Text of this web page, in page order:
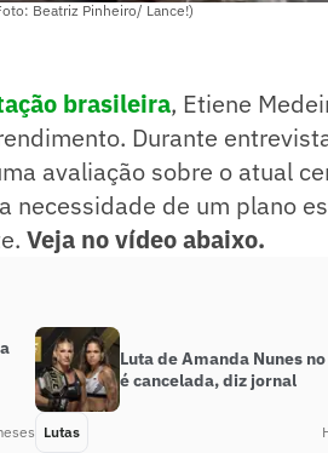
Beatriz Pinheiro/ Lance!)
brasileira, Etiene
Durante
avaliação sobre o atual
necessidade de um plano
Veja no vídeo abaixo.
Luta de Amanda Nunes no
é cancelada, diz jornal
Lutas